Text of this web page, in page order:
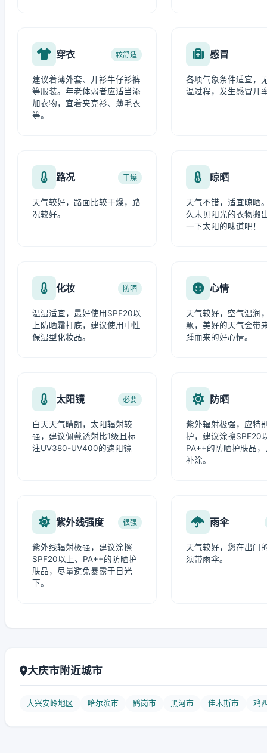
穿衣 较舒适
建议着薄外套、开衫牛仔衫裤
等服装。年老体弱者应适当添
加衣物，宜着夹克衫、薄毛衣
等。
感冒
各项气象条件适宜，
温过程，发生感冒几
路况 干燥
天气较好，路面比较干燥，路
况较好。
晾晒
天气不错，适宜晾晒
久未见阳光的衣物搬
一下太阳的味道吧！
化妆 防晒
温湿适宜，最好使用SPF20以
上防晒霜打底，建议使用中性
保湿型化妆品。
心情
天气较好，空气温润
飘，美好的天气会带
踵而来的好心情。
太阳镜 必要
白天天气晴朗，太阳辐射较
强，建议佩戴透射比1级且标
注UV380-UV400的遮阳镜
防晒
紫外辐射极强，应特
护，建议涂擦SPF20
PA++的防晒护肤品
补涂。
紫外线强度 很强
紫外线辐射极强，建议涂擦
SPF20以上、PA++的防晒护
肤品，尽量避免暴露于日光
下。
雨伞
天气较好，您在出门
须带雨伞。
大庆市附近城市
大兴安岭地区 哈尔滨市 鹤岗市 黑河市 佳木斯市 鸡